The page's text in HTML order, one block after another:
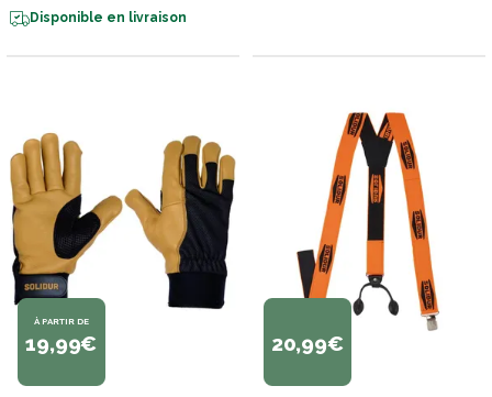
Disponible en livraison
À PARTIR DE
19,99€ 20,99€